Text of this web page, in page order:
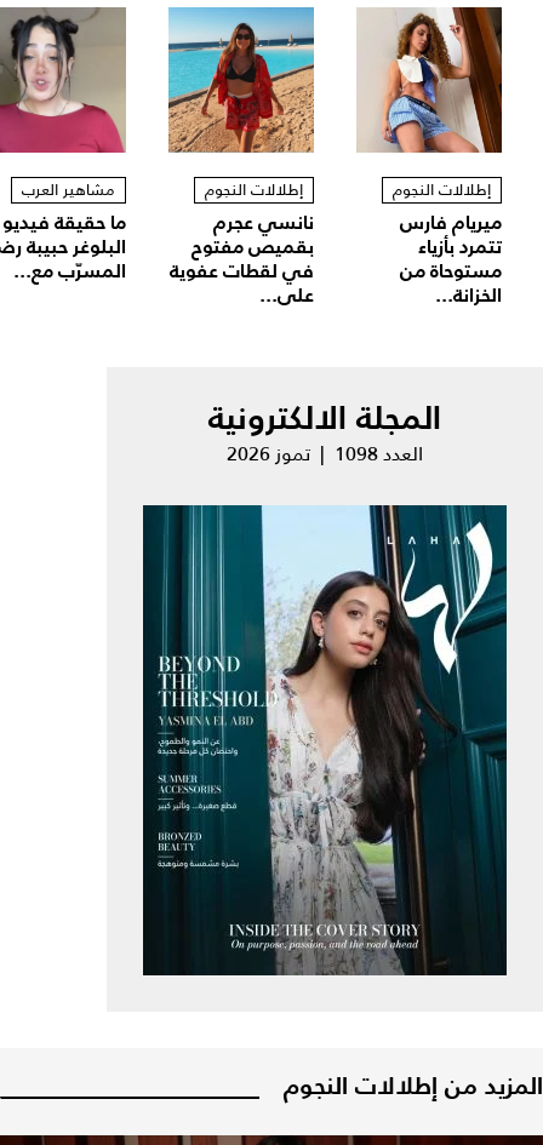
إطلالات النجوم
ميريام فارس
تتمرد بأزياء
مستوحاة من
الخزانة...
إطلالات النجوم
نانسي عجرم
بقميص مفتوح
في لقطات عفوية
على...
مشاهير العرب
ما حقيقة فيديو
البلوغر حبيبة
المسرّب مع...
المجلة الالكترونية
العدد 1098 | تموز 2026
المزيد من إطلالات النجوم